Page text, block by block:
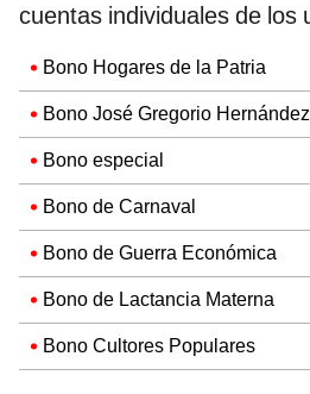
cuentas individuales de los
Bono Hogares de la Patria
Bono José Gregorio Hernández
Bono especial
Bono de Carnaval
Bono de Guerra Económica
Bono de Lactancia Materna
Bono Cultores Populares